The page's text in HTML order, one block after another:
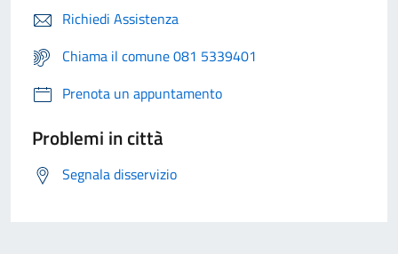
Richiedi Assistenza
Chiama il comune 081 5339401
Prenota un appuntamento
Problemi in città
Segnala disservizio